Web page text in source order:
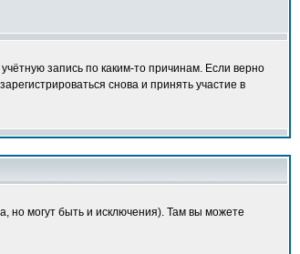
запись по каким-то причинам. Если верно
снова и принять участие в
но могут быть и исключения). Там вы можете